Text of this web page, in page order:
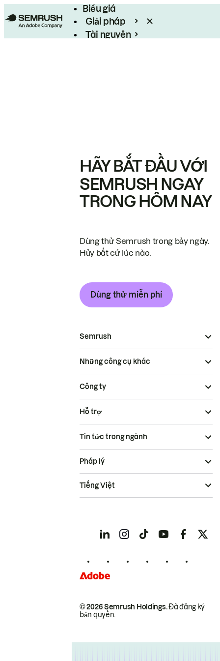
Biểu giá
Giải pháp
Tài nguyên
HÃY BẮT ĐẦU VỚI
SEMRUSH NGAY
TRONG HÔM NAY
Dùng thử Semrush trong bảy ngày.
Hủy bất cứ lúc nào.
Dùng thử miễn phí
Semrush
Những công cụ khác
Công ty
Hỗ trợ
Tin tức trong ngành
© 2026 Semrush Holdings.Đã đăng ký
bản quyền.
Pháp lý
Tiếng Việt